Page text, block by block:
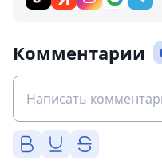
Комментарии